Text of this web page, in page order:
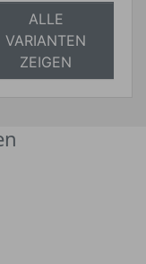
ALLE
VARIANTEN
ZEIGEN